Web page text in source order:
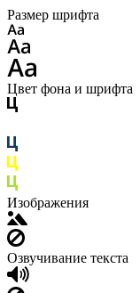
Размер шрифта
Цвет фона и шрифта
Изображения
Озвучивание текста